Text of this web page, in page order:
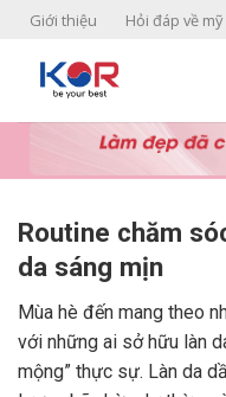
Skip
content
Giới thiệu Hỏi đáp về
Routine chăm
da sáng mịn
Mùa hè đến mang theo
với những ai sở hữu làn
mộng” thực sự. Làn da